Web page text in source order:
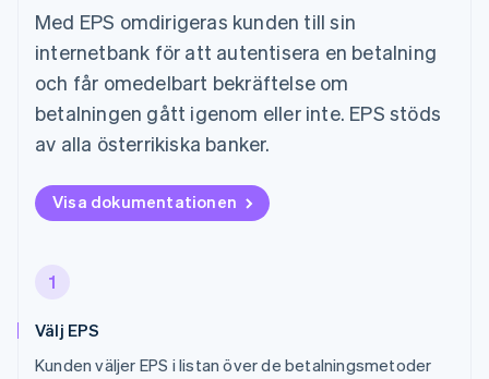
Med EPS omdirigeras kunden till sin
internetbank för att autentisera en betalning
och får omedelbart bekräftelse om
betalningen gått igenom eller inte. EPS stöds
av alla österrikiska banker.
Visa dokumentationen
1
Välj EPS
Kunden väljer EPS i listan över de betalningsmetoder